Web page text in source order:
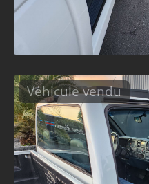
Véhicule vendu